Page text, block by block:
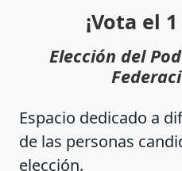
¡Vota el
Elección del
Espacio dedicado a
de las personas
elección.